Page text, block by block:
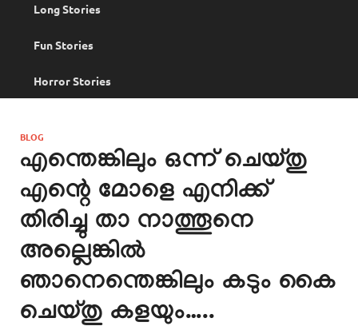
Long Stories
Fun Stories
Horror Stories
BLOG
എന്തെങ്കിലും ഒന്ന് ചെയ്തു
എന്റെ മോളെ എനിക്ക്
തിരിച്ചു താ നാത്തൂനെ
അല്ലെങ്കിൽ
ഞാനെന്തെങ്കിലും കടും കൈ
ചെയ്തു കളയും…..